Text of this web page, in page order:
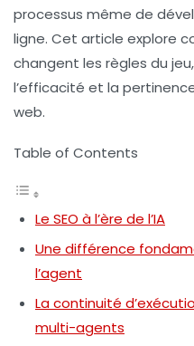
processus même de
ligne. Cet article explore
changent les règles du
l’efficacité et la
web.
Table of Contents
Le SEO à l’ère de l’IA
Une différence
l’agent
La continuité
multi-agents